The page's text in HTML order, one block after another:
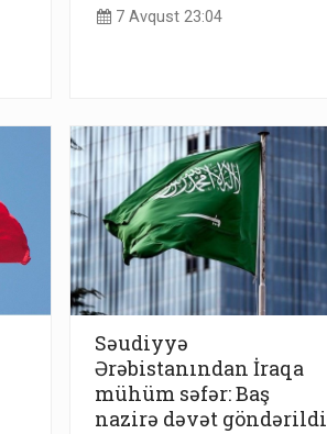
7 Avqust 23:04
Səudiyyə
Ərəbistanından İraqa
mühüm səfər: Baş
nazirə dəvət göndərildi